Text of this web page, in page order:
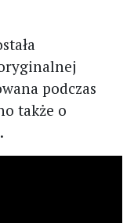
podczas
także o
.